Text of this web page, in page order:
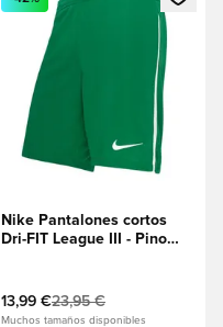
Nike Pantalones cortos
Dri-FIT League III - Pino
13,99 €23,95 €
Muchos tamaños disponibles